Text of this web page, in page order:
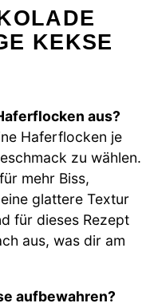
Z
KEKSE R
aus?
Haferflocken je
zu wählen.
mehr Biss,
glattere Textur
für dieses Rezept
aus, was dir am
aufbewahren?